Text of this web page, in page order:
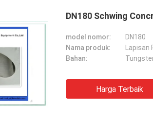
DN180 Schwing
model nomor:
DN180
Nama produk:
Bahan:
Harga Terbaik